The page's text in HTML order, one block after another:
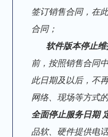
签订销售合同，在
合同；
软件版本停止
前，按照销售合同
此日期及以后，不
网络、现场等方式
全面停止服务日期
品软、硬件提供电